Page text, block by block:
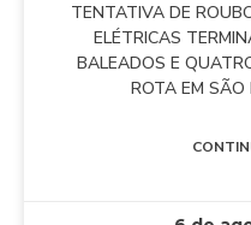
TENTATIVA DE
ELÉTRICAS
BALEADOS E
ROTA EM